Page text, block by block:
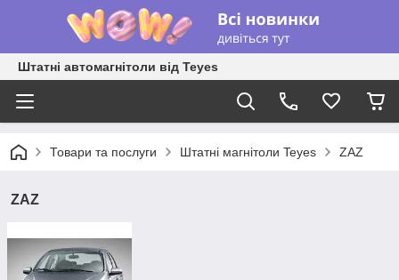
Штатні автомагнітоли від Teyes
Товари та послуги Штатні магнітоли Teyes ZAZ
ZAZ